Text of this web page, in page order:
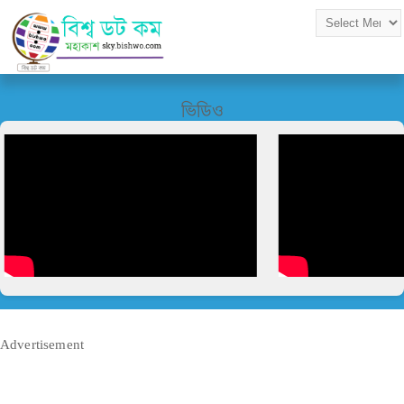
ভিডিও
Advertisement